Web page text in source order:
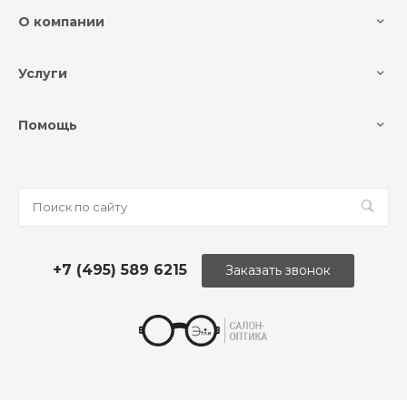
О компании
Услуги
Помощь
+7 (495) 589 6215 Заказать звонок